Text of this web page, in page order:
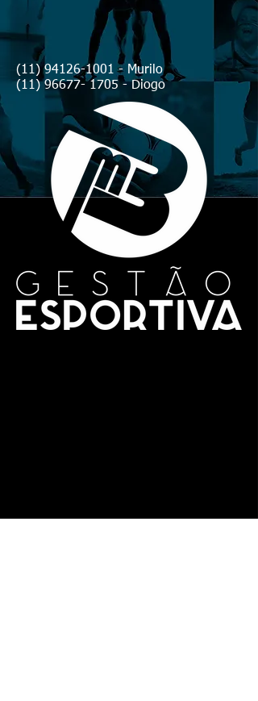
(11) 94126-1001 - Murilo
(11) 96677- 1705 - Diogo